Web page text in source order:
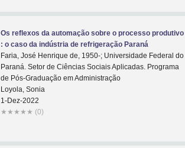
Os reflexos da automação sobre o processo produtivo
: o caso da indústria de refrigeração Paraná
Faria, José Henrique de, 1950-; Universidade Federal do
Paraná. Setor de Ciências Sociais Aplicadas. Programa
de Pós-Graduação em Administração
Loyola, Sonia
1-Dez-2022
★ ★ ★ ★ ★ (0)